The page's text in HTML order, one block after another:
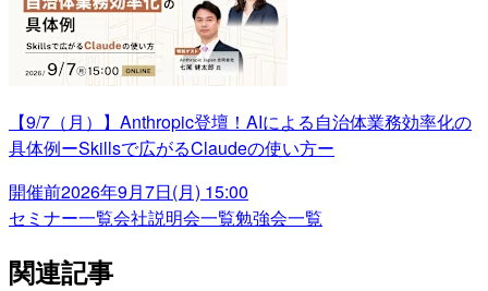
【9/7（月）】Anthropic登壇！AIによる自治体業務効率化の
具体例ーSkillsで広がるClaudeの使い方ー
開催前2026年9月7日(月) 15:00
セミナー一覧会社説明会一覧勉強会一覧
関連記事